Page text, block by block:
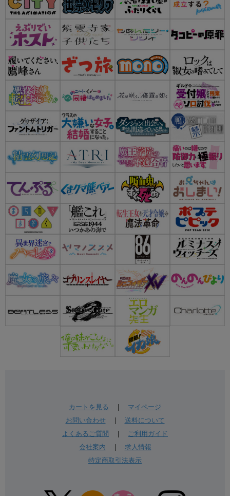
カートを見る
マイページ
お問い合わせ| 送料について
よくあるご質問
ご利用ガイド
会社案内
求人情報
特定商取引法表示